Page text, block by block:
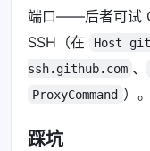
端口——后者可试
SSH（在
Host
ssh.github.com 、
ProxyCommand ）。
踩坑